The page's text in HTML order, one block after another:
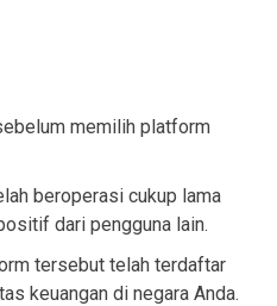
memilih platform
beroperasi cukup lama
dari pengguna lain.
tersebut telah terdaftar
keuangan di negara Anda.